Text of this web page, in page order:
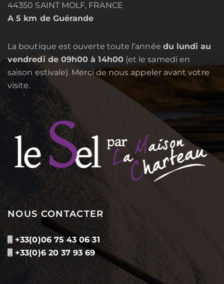
44350 SAINT MOLF, FRANCE
A 5 km de Guérande
La boutique est ouverte toute l’année du lundi au
vendredi de 09h00 à 14h00(et le samedi en
saison estivale). Merci de nous appeler avant votre
visite.
NOUS CONTACTER
+33(0)06 75 43 06 31
+33(0)6 20 37 93 69